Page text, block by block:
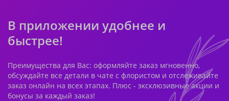
В приложении удобнее и
быстрее!
Преимущества для Вас: оформляйте заказ мгновенно,
обсуждайте все детали в чате с флористом и отслеживайте
заказ онлайн на всех этапах. Плюс - эксклюзивные акции и
бонусы за каждый заказ!